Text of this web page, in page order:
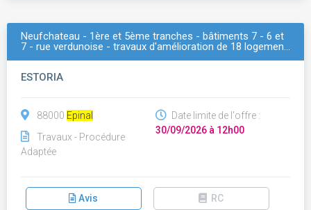
Neufchateau - 1ère et 5ème tranches - bâtiments 7 - 6 et
7 - rue verdunoise - travaux d'amélioration de 18 logemen…
ESTORIA
88000 Epinal
Travaux - Procédure
Adaptée
Date limite de l'offre :
30/09/2026 à 12h00
Avis RC